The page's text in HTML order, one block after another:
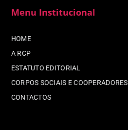
Menu Institucional
HOME
A RCP
ESTATUTO EDITORIAL
CORPOS SOCIAIS E COOPERADORES
CONTACTOS